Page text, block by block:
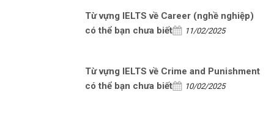
Từ vựng IELTS về Career (nghề nghiệp)
có thể bạn chưa biết
11/02/2025
Từ vựng IELTS về Crime and Punishment
có thể bạn chưa biết
10/02/2025